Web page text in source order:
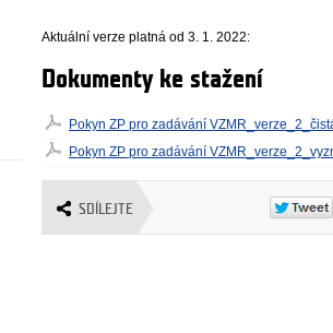
Aktuální verze platná od 3. 1. 2022:
Dokumenty ke stažení
Pokyn ZP pro zadávání
Pokyn ZP pro zadávání
SDÍLEJTE